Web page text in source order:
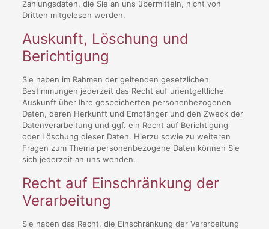
Zahlungsdaten, die Sie an uns übermitteln, nicht von
Dritten mitgelesen werden.
Auskunft, Löschung und
Berichtigung
Sie haben im Rahmen der geltenden gesetzlichen
Bestimmungen jederzeit das Recht auf unentgeltliche
Auskunft über Ihre gespeicherten personenbezogenen
Daten, deren Herkunft und Empfänger und den Zweck der
Datenverarbeitung und ggf. ein Recht auf Berichtigung
oder Löschung dieser Daten. Hierzu sowie zu weiteren
Fragen zum Thema personenbezogene Daten können Sie
sich jederzeit an uns wenden.
Recht auf Einschränkung der
Verarbeitung
Sie haben das Recht, die Einschränkung der Verarbeitung